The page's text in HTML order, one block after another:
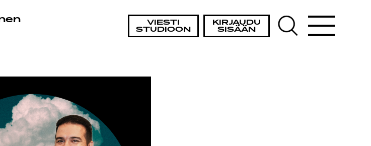
VIESTI
STUDIOON
KIRJAUDU
SISÄÄN